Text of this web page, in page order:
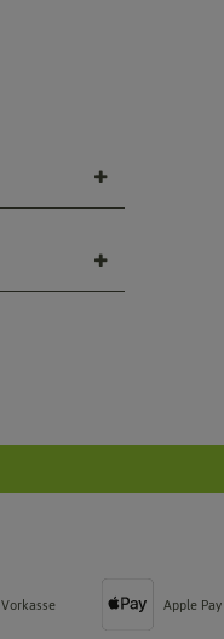
Vorkasse Apple Pay